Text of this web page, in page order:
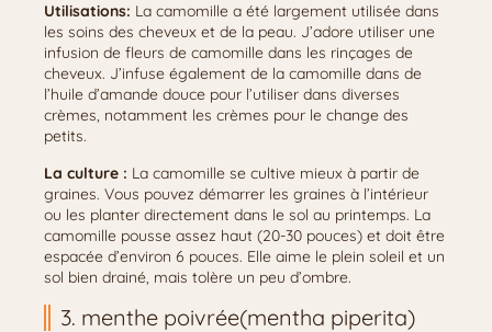
Utilisations: La camomille a été largement utilisée dans
les soins des cheveux et de la peau. J’adore utiliser une
infusion de fleurs de camomille dans les rinçages de
cheveux. J’infuse également de la camomille dans de
l’huile d’amande douce pour l’utiliser dans diverses
crèmes, notamment les crèmes pour le change des
petits.
La culture : La camomille se cultive mieux à partir de
graines. Vous pouvez démarrer les graines à l’intérieur
ou les planter directement dans le sol au printemps. La
camomille pousse assez haut (20-30 pouces) et doit être
espacée d’environ 6 pouces. Elle aime le plein soleil et un
sol bien drainé, mais tolère un peu d’ombre.
3. menthe poivrée(mentha piperita)